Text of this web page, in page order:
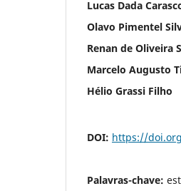
Lucas Dada
Olavo Pimentel
Renan de Oliveira
Marcelo Augusto
Hélio Grassi Filho
DOI: https://
Palavras-chave: